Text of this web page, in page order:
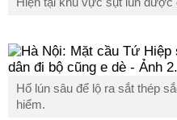
Hố lún sâu để lộ ra sắt thép
hiểm.